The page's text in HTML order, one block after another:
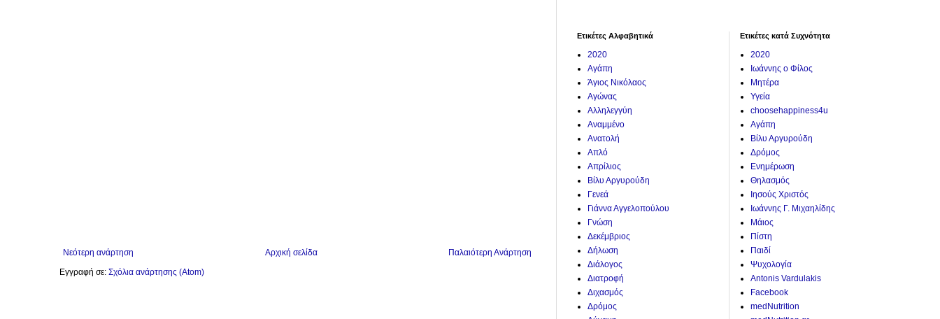
Νεότερη ανάρτηση Παλαιότερη Ανάρτηση
Αρχική σελίδα
Εγγραφή σε: Σχόλια ανάρτησης (Atom)
Ετικέτες Αλφαβητικά
2020
Αγάπη
Άγιος Νικόλαος
Αγώνας
Αλληλεγγύη
Αναμμένο
Ανατολή
Απλό
Απρίλιος
Βίλυ Αργυρούδη
Γενεά
Γιάννα Αγγελοπούλου
Γνώση
Δεκέμβριος
Δήλωση
Διάλογος
Διατροφή
Διχασμός
Δρόμος
Ετικέτες κατά Συχνότητα
2020
Ιωάννης ο Φίλος
Μητέρα
Υγεία
choosehappiness4u
Αγάπη
Βίλυ Αργυρούδη
Δρόμος
Ενημέρωση
Θηλασμός
Ιησούς Χριστός
Ιωάννης Γ. Μιχαηλίδης
Μάιος
Πίστη
Παιδί
Ψυχολογία
Antonis Vardulakis
Facebook
medNutrition